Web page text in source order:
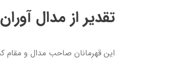
تقدیر از مدال
این قهرمانان صاحب مدال و